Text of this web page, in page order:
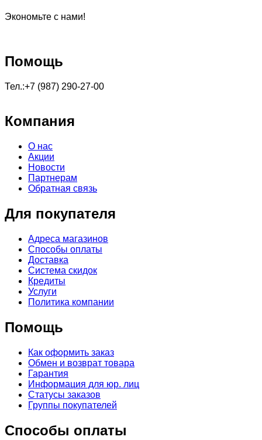
Экономьте с нами!
Помощь
Тел.:+7 (987) 290-27-00
Компания
О нас
Акции
Новости
Партнерам
Обратная связь
Для покупателя
Адреса магазинов
Способы оплаты
Доставка
Система скидок
Кредиты
Услуги
Политика компании
Помощь
Как оформить заказ
Обмен и возврат товара
Гарантия
Информация для юр. лиц
Статусы заказов
Группы покупателей
Способы оплаты